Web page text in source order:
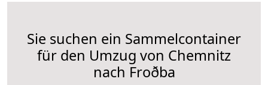
Sie suchen ein Sammelcontainer
für den Umzug von Chemnitz
nach Froðba